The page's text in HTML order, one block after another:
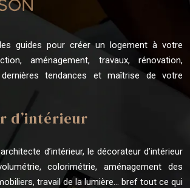
guides pour créer un logement à votre
aménagement, travaux, rénovation,
tendances et maîtrise de votre
d’intérieur
d’intérieur, le décorateur d’intérieur
colorimétrie, aménagement des
travail de la lumière… bref tout ce qui